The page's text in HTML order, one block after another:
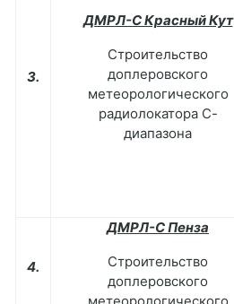
3.
ДМРЛ-С Красный Кут
Строительство
доплеровского
метеорологического
радиолокатора С-
диапазона
4.
ДМРЛ-С Пенза
Строительство
доплеровского